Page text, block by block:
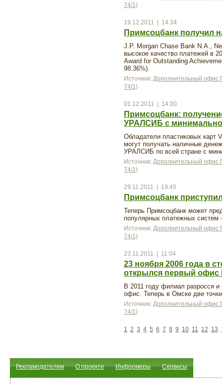
74/1)
19.12.2011 | 14:34
Примсоцбанк получил
J.P. Morgan Chase Bank N.A.,
высокое качество платежей в
Award for Outstanding
98.36%).
Источник: Дополнительный офис
74/1)
01.12.2011 | 14:00
Примсоцбанк:
УРАЛСИБ с
Обладатели пластиковых карт
могут получать наличные
УРАЛСИБ по всей стране с
Источник: Дополнительный офис
74/1)
29.11.2011 | 19:45
Примсоцбанк
Теперь Примсоцбанк может
популярных платежных систем
Источник: Дополнительный офис
74/1)
23.11.2011 | 11:04
23 ноября 2006 года в
открылся первый офис
В 2011 году филиал разросся
офис. Теперь в Омске две
Источник: Дополнительный офис
74/1)
1 2 3 4 5 6 7 8 9 10 11 12 13
Рекламодателям О проекте Информеры Сервисы